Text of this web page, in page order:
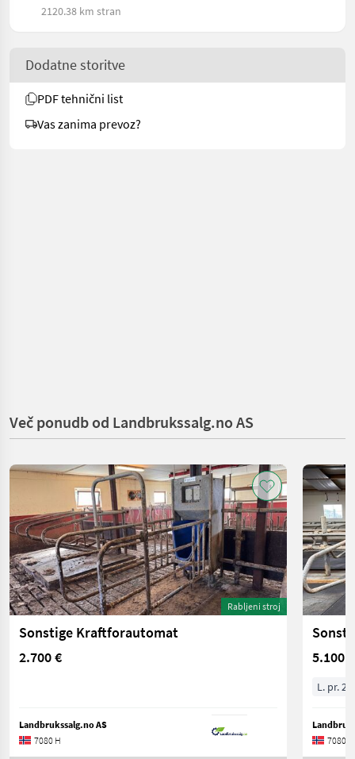
2120.38 km stran
Dodatne storitve
PDF tehnični list
Vas zanima prevoz?
Več ponudb od Landbrukssalg.no AS
Rabljeni stroj
Sonstige Kraftforautomat
2.700 €
Landbrukssalg.no AS
7080 H
5.100 €
L. pr.
7080 H